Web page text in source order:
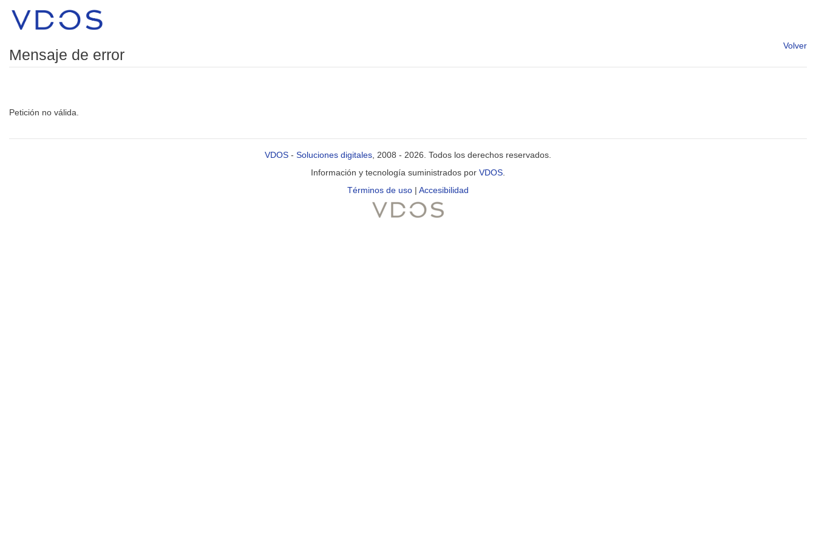
Mensaje de error
Volver
Petición no válida.
VDOS - Soluciones digitales , 2008 - 2026. Todos los derechos reservados.
Información y tecnología suministrados por VDOS
Términos de uso | Accesibilidad